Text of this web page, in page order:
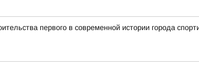
первого в современной истории города